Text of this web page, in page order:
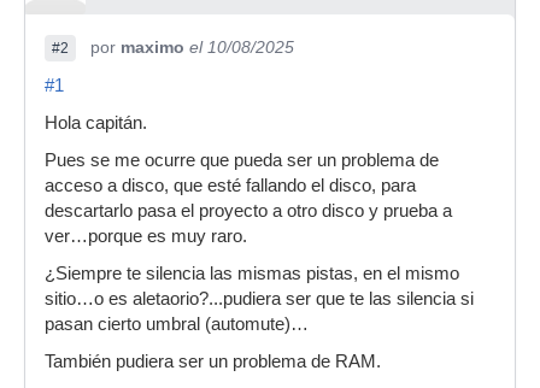
#2 por maximo el 10/08/2025
#1
Hola capitán.
Pues se me ocurre que pueda ser un problema de
acceso a disco, que esté fallando el disco, para
descartarlo pasa el proyecto a otro disco y prueba a
ver…porque es muy raro.
¿Siempre te silencia las mismas pistas, en el mismo
sitio…o es aletaorio?...pudiera ser que te las silencia si
pasan cierto umbral (automute)…
También pudiera ser un problema de RAM.